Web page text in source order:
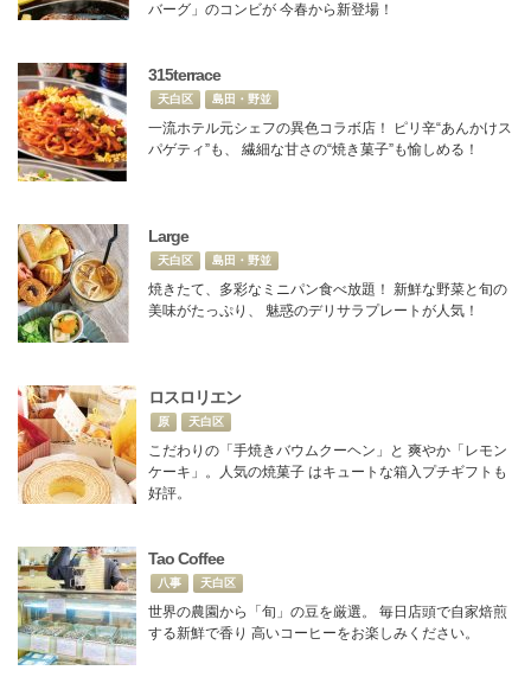
バーグ」のコンビが 今春から新登場！
315terrace
天白区 島田・野並
一流ホテル元シェフの異色コラボ店！ ピリ辛“あんかけス
パゲティ”も、 繊細な甘さの“焼き菓子”も愉しめる！
Large
天白区 島田・野並
焼きたて、多彩なミニパン食べ放題！ 新鮮な野菜と旬の
美味がたっぷり、 魅惑のデリサラプレートが人気！
ロスロリエン
原 天白区
こだわりの「手焼きバウムクーヘン」と 爽やか「レモン
ケーキ」。人気の焼菓子 はキュートな箱入プチギフトも
好評。
Tao Coffee
八事 天白区
世界の農園から「旬」の豆を厳選。 毎日店頭で自家焙煎
する新鮮で香り 高いコーヒーをお楽しみください。